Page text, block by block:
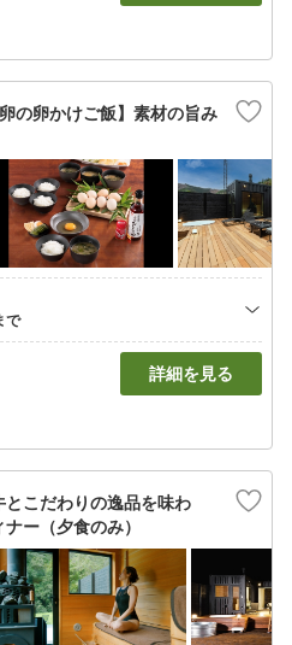
の卵かけご飯】素材の旨み
詳細を見る
とこだわりの逸品を味わ
ー（夕食のみ）